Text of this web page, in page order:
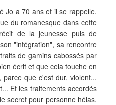
Jo a 70 ans et il se rappelle.
du romanesque dans cette
de la jeunesse puis de
"intégration", sa rencontre
de gamins cabossés par
écrit et que cela touche en
que c'est dur, violent...
Et les traitements accordés
secret pour personne hélas,